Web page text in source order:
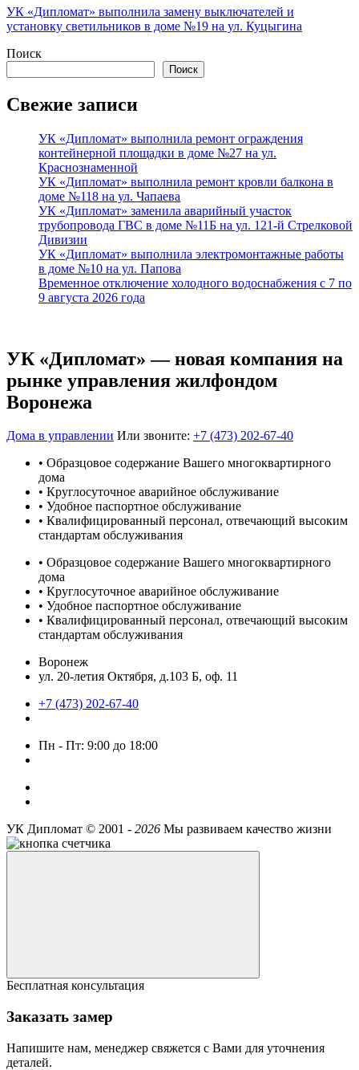
УК «Дипломат» выполнила замену выключателей и
установку светильников в доме №19 на ул. Куцыгина
Поиск
Поиск
Свежие записи
УК «Дипломат» выполнила ремонт ограждения
контейнерной площадки в доме №27 на ул.
Краснознаменной
УК «Дипломат» выполнила ремонт кровли балкона в
доме №118 на ул. Чапаева
УК «Дипломат» заменила аварийный участок
трубопровода ГВС в доме №11Б на ул. 121-й Стрелковой
Дивизии
УК «Дипломат» выполнила электромонтажные работы
в доме №10 на ул. Папова
Временное отключение холодного водоснабжения с 7 по
9 августа 2026 года
УК «Дипломат» — новая компания на
рынке управления жилфондом
Воронежа
Дома в управлении Или звоните: +7 (473) 202-67-40
• Образцовое содержание Вашего многоквартирного
дома
• Круглосуточное аварийное обслуживание
• Удобное паспортное обслуживание
• Квалифицированный персонал, отвечающий высоким
стандартам обслуживания
• Образцовое содержание Вашего многоквартирного
дома
• Круглосуточное аварийное обслуживание
• Удобное паспортное обслуживание
• Квалифицированный персонал, отвечающий высоким
стандартам обслуживания
Воронеж
ул. 20-летия Октября, д.103 Б, оф. 11
+7 (473) 202-67-40
Пн - Пт: 9:00 до 18:00
УК Дипломат © 2001 - 2026 Мы развиваем качество жизни
Бесплатная консультация
Заказать замер
Напишите нам, менеджер свяжется с Вами для уточнения
деталей.